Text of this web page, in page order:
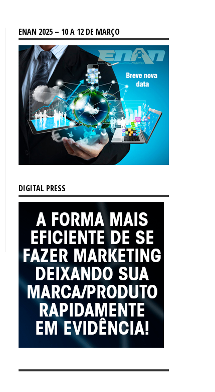
ENAN 2025 – 10 A 12 DE MARÇO
DIGITAL PRESS